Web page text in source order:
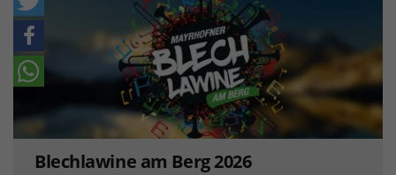
Blechlawine am Berg 2026